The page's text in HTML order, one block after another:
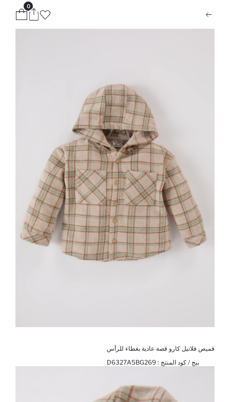
0
قميص فلانيل كارو قصة عادية بغطاء للرأس
بيج / كود المنتج : D6327A5BG269